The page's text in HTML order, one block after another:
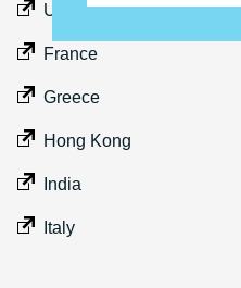
UK
France
Greece
Hong Kong
India
Italy